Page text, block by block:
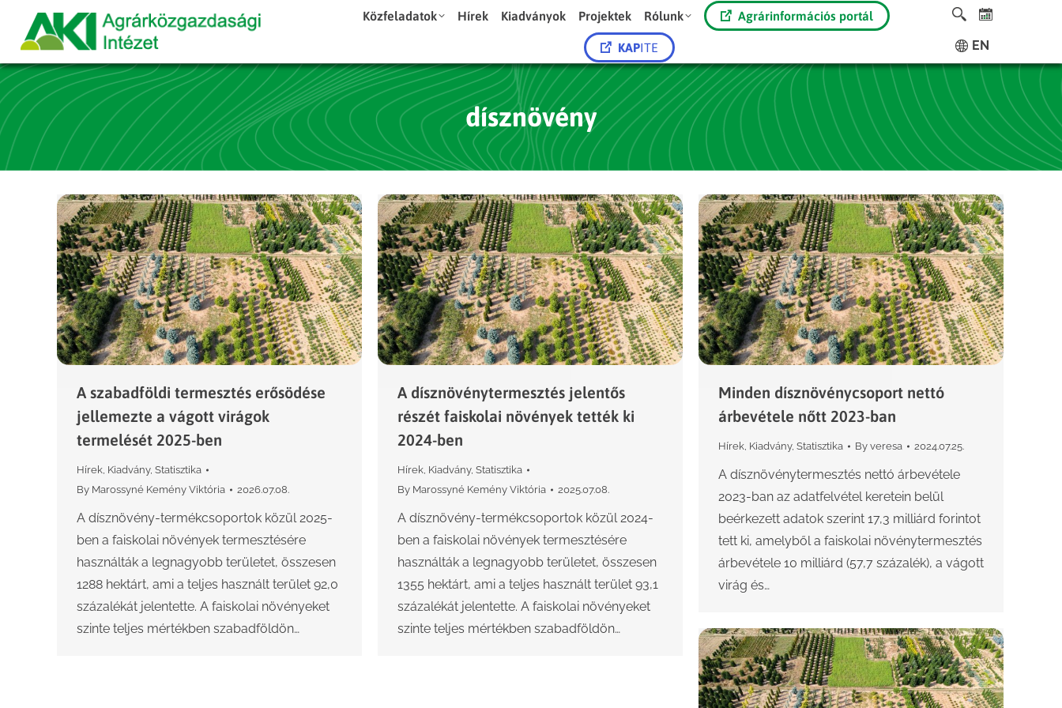
Közfeladatok Hírek Kiadványok Projektek Rólunk Agrárinformációs portál
KAPITE EN
dísznövény
A szabadföldi termesztés erősödése
jellemezte a vágott virágok
termelését 2025-ben
Hírek, Kiadvány, Statisztika
By Marossyné Kemény Viktória 2026.07.08.
A dísznövény-termékcsoportok közül 2025-
ben a faiskolai növények termesztésére
használták a legnagyobb területet, összesen
1288 hektárt, ami a teljes használt terület 92,0
százalékát jelentette. A faiskolai növényeket
szinte teljes mértékben szabadföldön…
A dísznövénytermesztés jelentős
részét faiskolai növények tették ki
2024-ben
Hírek, Kiadvány, Statisztika
By Marossyné Kemény Viktória 2025.07.08.
A dísznövény-termékcsoportok közül 2024-
ben a faiskolai növények termesztésére
használták a legnagyobb területet, összesen
1355 hektárt, ami a teljes használt terület 93,1
százalékát jelentette. A faiskolai növényeket
szinte teljes mértékben szabadföldön…
Minden dísznövénycsoport nettó
árbevétele nőtt 2023-ban
Hírek, Kiadvány, Statisztika By veresa 2024.07.25.
A dísznövénytermesztés nettó árbevétele
2023-ban az adatfelvétel keretein belül
beérkezett adatok szerint 17,3 milliárd forintot
tett ki, amelyből a faiskolai növénytermesztés
árbevétele 10 milliárd (57,7 százalék), a vágott
virág és…